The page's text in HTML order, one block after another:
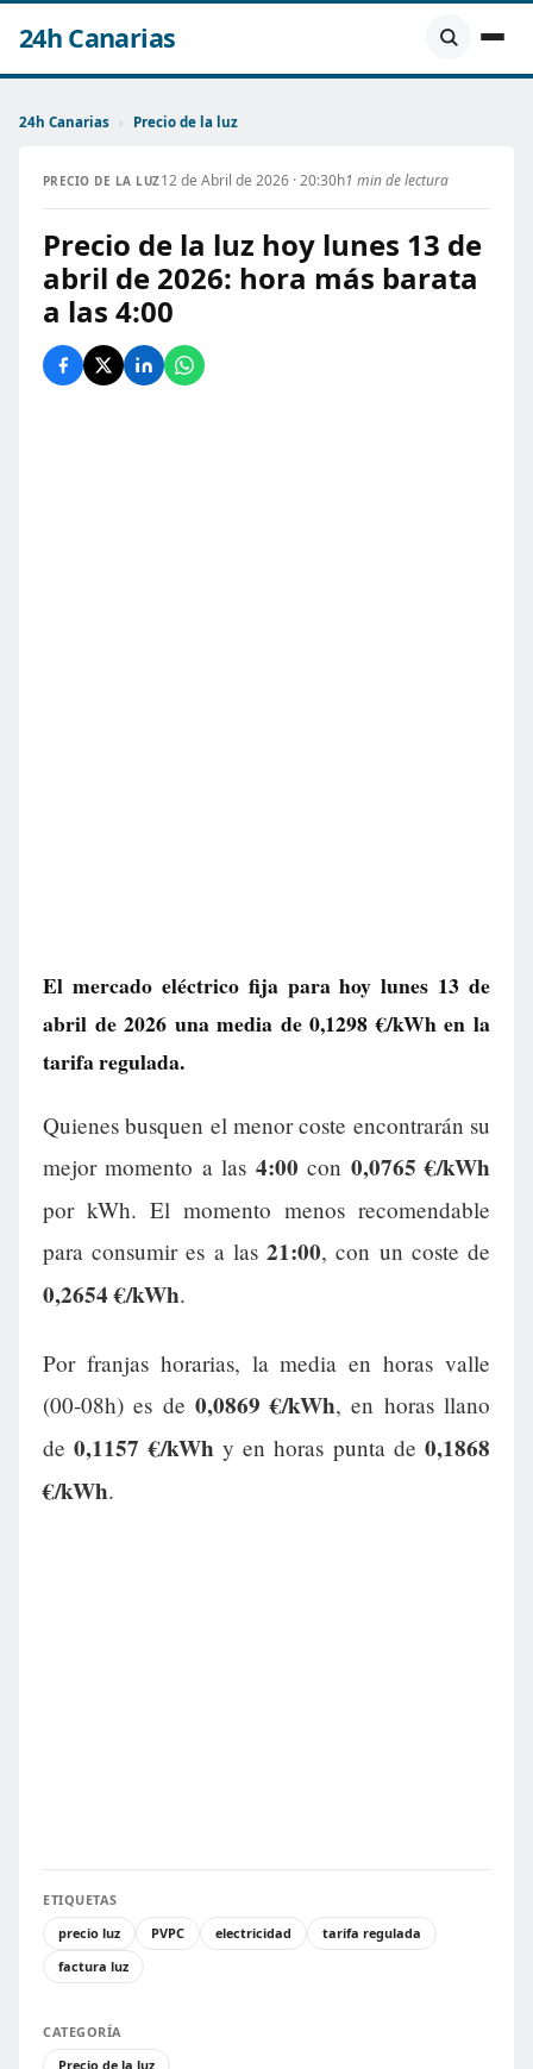
24h Canarias
24h Canarias › Precio de la luz
PRECIO DE LA LUZ12 de Abril de 2026 · 20:30h1 min de lectura
Precio de la luz hoy lunes 13 de
abril de 2026: hora más barata
a las 4:00
El mercado eléctrico fija para hoy lunes 13 de
abril de 2026 una media de0,1298 €/kWhen la
tarifa regulada.
Quienes busquen el menor coste encontrarán su
mejor momento a las 4:00 con 0,0765 €/kWh
por kWh. El momento menos recomendable
para consumir es a las21:00, con un coste de
0,2654 €/kWh.
Por franjas horarias, la media en horas valle
(00-08h) es de 0,0869 €/kWh, en horas llano
de0,1157 €/kWhy en horas punta de 0,1868
€/kWh.
ETIQUETAS
precio luz
PVPC electricidad
tarifa regulada
factura luz
CATEGORÍA
Precio de la luz